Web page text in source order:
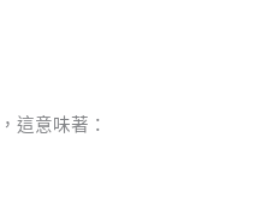
，這意味著：